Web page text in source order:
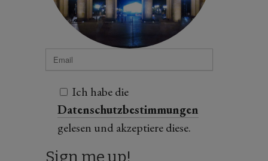
Ich habe die
Datenschutzbestimmungen
gelesen und akzeptiere diese.